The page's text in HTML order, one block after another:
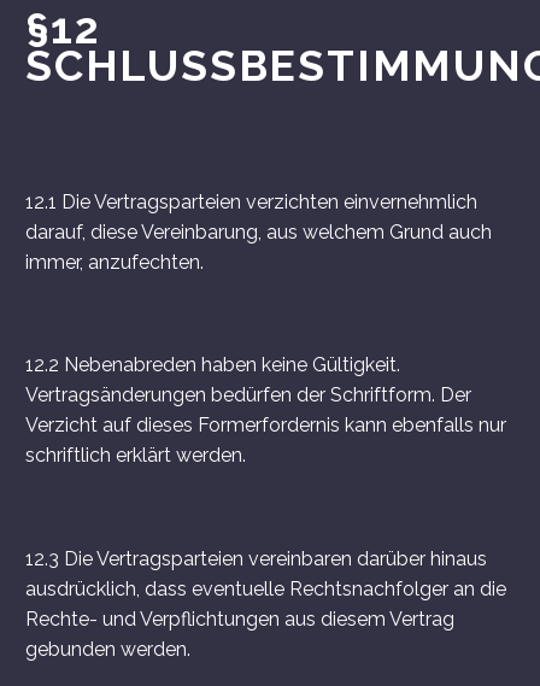
§12
12.1 Die Vertragsparteien verzichten einvernehmlich
darauf, diese Vereinbarung, aus welchem Grund auch
immer, anzufechten.
12.2 Nebenabreden haben keine Gültigkeit.
Vertragsänderungen bedürfen der Schriftform. Der
Verzicht auf dieses Formerfordernis kann ebenfalls nur
schriftlich erklärt werden.
12.3 Die Vertragsparteien vereinbaren darüber hinaus
ausdrücklich, dass eventuelle Rechtsnachfolger an die
Rechte- und Verpflichtungen aus diesem Vertrag
gebunden werden.